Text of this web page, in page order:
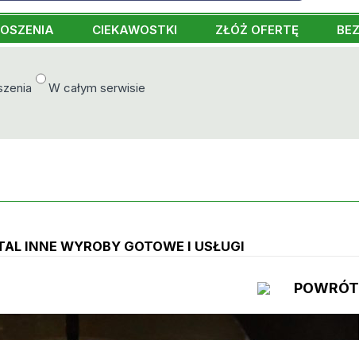
CIEKAWOSTKI ZŁÓŻ OFERTĘ
W całym serwisie
INNE WYROBY GOTOWE I USŁUGI
POWRÓT